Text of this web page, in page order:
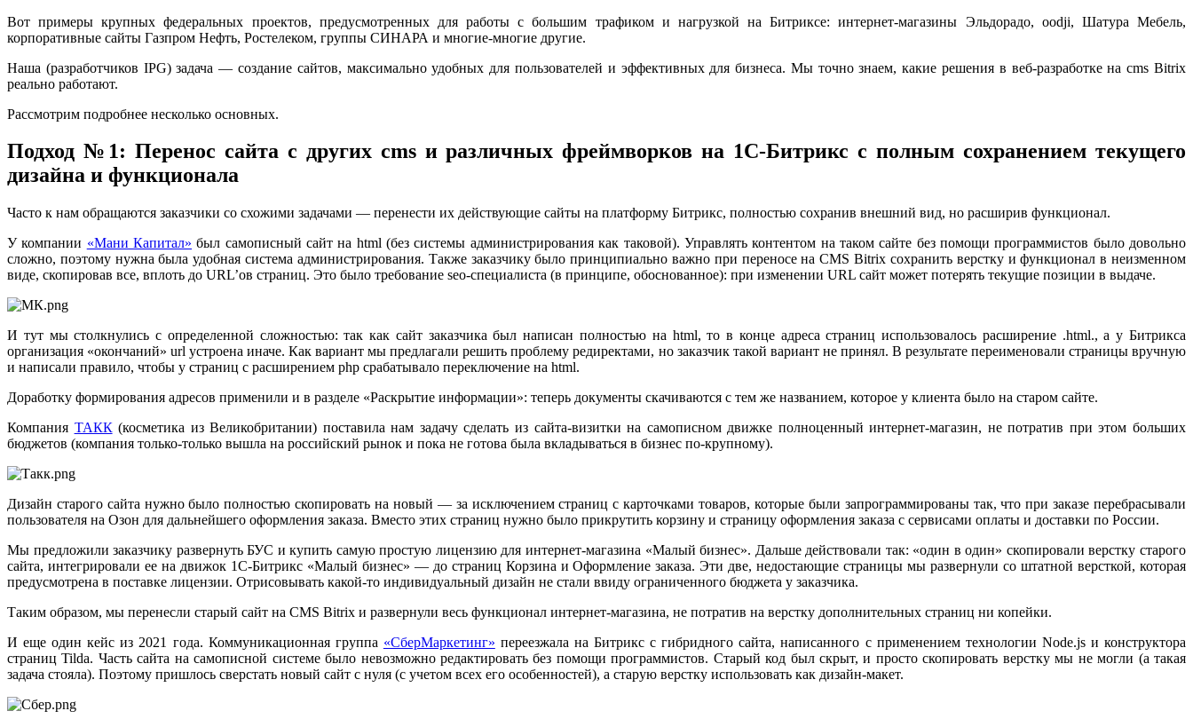
Вот примеры крупных федеральных проектов, предусмотренных для работы с большим трафиком и нагрузкой на Битриксе: интернет-магазины Эльдорадо, oodji, Шатура Мебель,
корпоративные сайты Газпром Нефть, Ростелеком, группы СИНАРА и многие-многие другие.
Наша (разработчиков IPG) задача — создание сайтов, максимально удобных для пользователей и эффективных для бизнеса. Мы точно знаем, какие решения в веб-разработке на cms Bitrix
реально работают.
Рассмотрим подробнее несколько основных.
Подход №1: Перенос сайта с других cms и различных фреймворков на 1С-Битрикс с полным сохранением текущего
дизайна и функционала
Часто к нам обращаются заказчики со схожими задачами — перенести их действующие сайты на платформу Битрикс, полностью сохранив внешний вид, но расширив функционал.
У компании «Мани Капитал» был самописный сайт на html (без системы администрирования как таковой). Управлять контентом на таком сайте без помощи программистов было довольно
сложно, поэтому нужна была удобная система администрирования. Также заказчику было принципиально важно при переносе на CMS Bitrix сохранить верстку и функционал в неизменном
виде, скопировав все, вплоть до URL’ов страниц. Это было требование seo-специалиста (в принципе, обоснованное): при изменении URL сайт может потерять текущие позиции в выдаче.
И тут мы столкнулись с определенной сложностью: так как сайт заказчика был написан полностью на html, то в конце адреса страниц использовалось расширение .html., а у Битрикса
организация «окончаний» url устроена иначе. Как вариант мы предлагали решить проблему редиректами, но заказчик такой вариант не принял. В результате переименовали страницы вручную
и написали правило, чтобы у страниц с расширением php срабатывало переключение на html.
Доработку формирования адресов применили и в разделе «Раскрытие информации»: теперь документы скачиваются с тем же названием, которое у клиента было на старом сайте.
Компания ТАКК(косметика из Великобритании) поставила нам задачу сделать из сайта-визитки на самописном движке полноценный интернет-магазин, не потратив при этом больших
бюджетов (компания только-только вышла на российский рынок и пока не готова была вкладываться в бизнес по-крупному).
Дизайн старого сайта нужно было полностью скопировать на новый — за исключением страниц с карточками товаров, которые были запрограммированы так, что при заказе перебрасывали
пользователя на Озон для дальнейшего оформления заказа. Вместо этих страниц нужно было прикрутить корзину и страницу оформления заказа с сервисами оплаты и доставки по России.
Мы предложили заказчику развернуть БУС и купить самую простую лицензию для интернет-магазина «Малый бизнес». Дальше действовали так: «один в один» скопировали верстку старого
сайта, интегрировали ее на движок 1С-Битрикс «Малый бизнес» — до страниц Корзина и Оформление заказа. Эти две, недостающие страницы мы развернули со штатной версткой, которая
предусмотрена в поставке лицензии. Отрисовывать какой-то индивидуальный дизайн не стали ввиду ограниченного бюджета у заказчика.
Таким образом, мы перенесли старый сайт на CMS Bitrix и развернули весь функционал интернет-магазина, не потратив на верстку дополнительных страниц ни копейки.
И еще один кейс из 2021 года. Коммуникационная группа «СберМаркетинг» переезжала на Битрикс с гибридного сайта, написанного с применением технологии Node.js и конструктора
страниц Tilda. Часть сайта на самописной системе было невозможно редактировать без помощи программистов. Старый код был скрыт, и просто скопировать верстку мы не могли (а такая
задача стояла). Поэтому пришлось сверстать новый сайт с нуля (с учетом всех его особенностей), а старую верстку использовать как дизайн-макет.